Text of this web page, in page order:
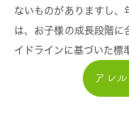
ないものがありますし、
は、お子様の成長段階に
イドラインに基づいた標
アレ